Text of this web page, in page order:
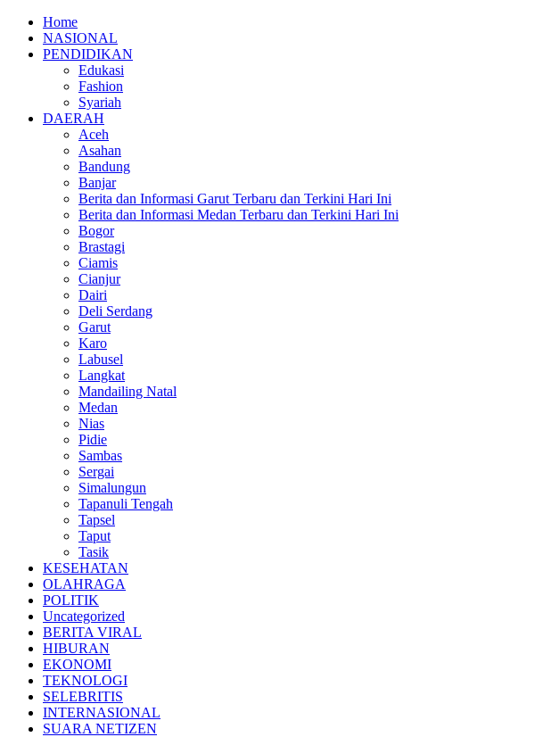
Home
NASIONAL
PENDIDIKAN
Edukasi
Fashion
Syariah
DAERAH
Aceh
Asahan
Bandung
Banjar
Berita dan Informasi Garut Terbaru dan Terkini Hari Ini
Berita dan Informasi Medan Terbaru dan Terkini Hari Ini
Bogor
Brastagi
Ciamis
Cianjur
Dairi
Deli Serdang
Garut
Karo
Labusel
Langkat
Mandailing Natal
Medan
Nias
Pidie
Sambas
Sergai
Simalungun
Tapanuli Tengah
Tapsel
Taput
Tasik
KESEHATAN
OLAHRAGA
POLITIK
Uncategorized
BERITA VIRAL
HIBURAN
EKONOMI
TEKNOLOGI
SELEBRITIS
INTERNASIONAL
SUARA NETIZEN